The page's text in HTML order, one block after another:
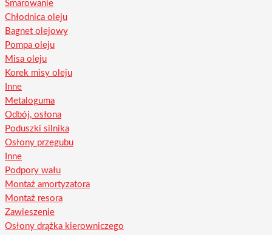
Smarowanie
Chłodnica oleju
Bagnet olejowy
Pompa oleju
Misa oleju
Korek misy oleju
Inne
Metaloguma
Odbój, osłona
Poduszki silnika
Osłony przegubu
Inne
Podpory wału
Montaż amortyzatora
Montaż resora
Zawieszenie
Osłony drążka kierowniczego